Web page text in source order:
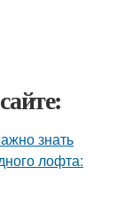
знать
лофта: